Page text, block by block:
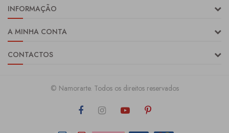
INFORMAÇÃO
A MINHA CONTA
CONTACTOS
© Namorarte. Todos os direitos reservados